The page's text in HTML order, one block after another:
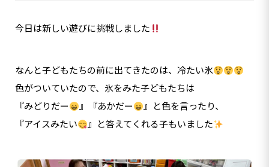
今日は新しい遊びに挑戦しました
なんと子どもたちの前に出てきたのは、冷たい氷
色がついていたので、氷をみた子どもたちは
『みどりだー
』『あかだー
』と色を言ったり、
『アイスみたい
』と答えてくれる子もいました